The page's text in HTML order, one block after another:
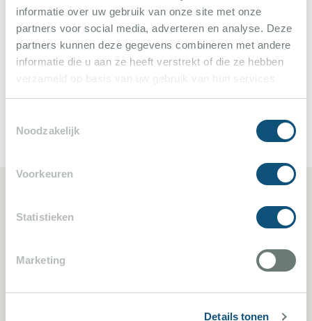
informatie over uw gebruik van onze site met onze
partners voor social media, adverteren en analyse. Deze
partners kunnen deze gegevens combineren met andere
informatie die u aan ze heeft verstrekt of die ze hebben
verzameld op basis van uw gebruik van hun services.
Noodzakelijk
Voorkeuren
Statistieken
Marketing
Details tonen
schönste Golfplatz der Cote d'Azur: St. Endréol.
Geheimtipp : Restaurant Cap Mail, Les Planches,
Plage 44, Riva.
Ähnliche Ferienvillen